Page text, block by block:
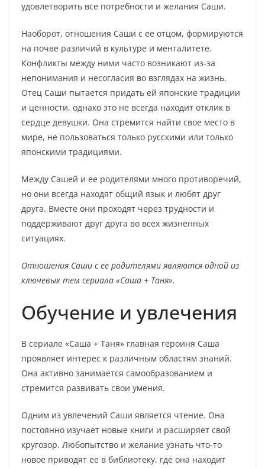
удовлетворить все потребности и желания Саши.
Наоборот, отношения Саши с ее отцом, формируются
на почве различий в культуре и менталитете.
Конфликты между ними часто возникают из-за
непонимания и несогласия во взглядах на жизнь.
Отец Саши пытается придать ей японские традиции
и ценности, однако это не всегда находит отклик в
сердце девушки. Она стремится найти свое место в
мире, не пользоваться только русскими или только
японскими традициями.
Между Сашей и ее родителями много противоречий,
но они всегда находят общий язык и любят друг
друга. Вместе они проходят через трудности и
поддерживают друг друга во всех жизненных
ситуациях.
Отношения Саши с ее родителями являются одной из
ключевых тем сериала «Саша + Таня».
Обучение и увлечения
В сериале «Саша + Таня» главная героиня Саша
проявляет интерес к различным областям знаний.
Она активно занимается самообразованием и
стремится развивать свои умения.
Одним из увлечений Саши является чтение. Она
постоянно изучает новые книги и расширяет свой
кругозор. Любопытство и желание узнать что-то
новое приводят ее в библиотеку, где она находит